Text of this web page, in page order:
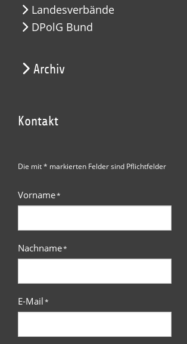
Landesverbände
DPolG Bund
Archiv
Kontakt
Die mit * markierten Felder sind Pflichtfelder
Vorname*
Nachname*
E-Mail*